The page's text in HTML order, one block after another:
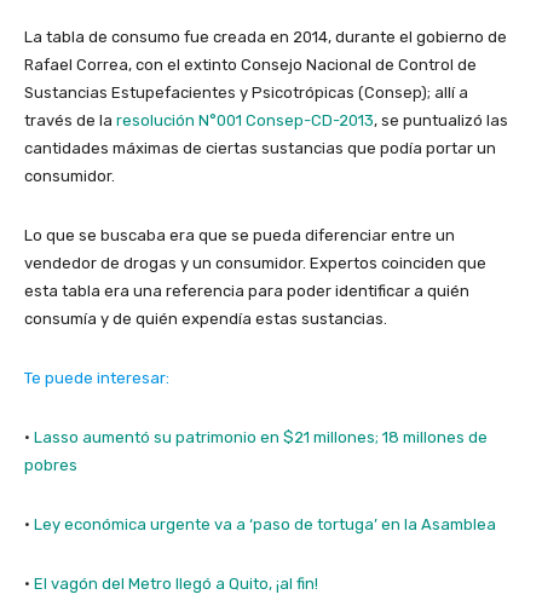
La tabla de consumo fue creada en 2014, durante el gobierno de
Rafael Correa, con el extinto Consejo Nacional de Control de
Sustancias Estupefacientes y Psicotrópicas (Consep); allí a
través de la resolución N°001 Consep-CD-2013, se puntualizó las
cantidades máximas de ciertas sustancias que podía portar un
consumidor.
Lo que se buscaba era que se pueda diferenciar entre un
vendedor de drogas y un consumidor. Expertos coinciden que
esta tabla era una referencia para poder identificar a quién
consumía y de quién expendía estas sustancias.
Te puede interesar:
· Lasso aumentó su patrimonio en $21 millones; 18 millones de
pobres
· Ley económica urgente va a ‘paso de tortuga’ en la Asamblea
· El vagón del Metro llegó a Quito, ¡al fin!